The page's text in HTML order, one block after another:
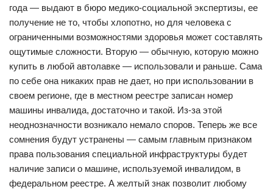
года — выдают в бюро медико-социальной экспертизы, ее
получение не то, чтобы хлопотно, но для человека с
ограниченными возможностями здоровья может составлять
ощутимые сложности. Вторую — обычную, которую можно
купить в любой автолавке — использовали и раньше. Сама
по себе она никаких прав не дает, но при использовании в
своем регионе, где в местном реестре записан номер
машины инвалида, достаточно и такой. Из-за этой
неоднозначности возникало немало споров. Теперь же все
сомнения будут устранены — самым главным признаком
права пользования специальной инфраструктуры будет
наличие записи о машине, используемой инвалидом, в
федеральном реестре. А желтый знак позволит любому